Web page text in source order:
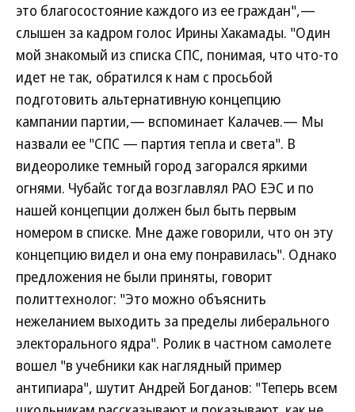
это благосостояние каждого из ее граждан",—
слышен за кадром голос Ирины Хакамады. "Один
мой знакомый из списка СПС, понимая, что что-то
идет не так, обратился к нам с просьбой
подготовить альтернативную концепцию
кампании партии,— вспоминает Калачев.— Мы
назвали ее "СПС — партия тепла и света". В
видеоролике темный город загорался яркими
огнями. Чубайс тогда возглавлял РАО ЕЭС и по
нашей концепции должен был быть первым
номером в списке. Мне даже говорили, что он эту
концепцию видел и она ему понравилась". Однако
предложения не были приняты, говорит
политтехнолог: "Это можно объяснить
нежеланием выходить за пределы либерального
электорального ядра". Ролик в частном самолете
вошел "в учебники как наглядный пример
антипиара", шутит Андрей Богданов: "Теперь всем